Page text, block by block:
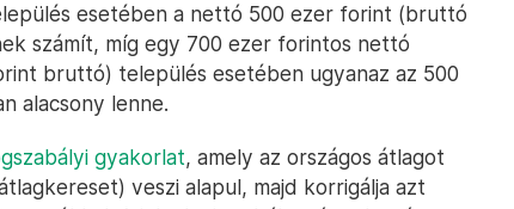
esetében a nettó 500 ezer forint (bruttó
számít, míg egy 700 ezer forintos nettó
bruttó) település esetében ugyanaz az 500
alacsony lenne.
gyakorlat, amely az országos átlagot
veszi alapul, majd korrigálja azt